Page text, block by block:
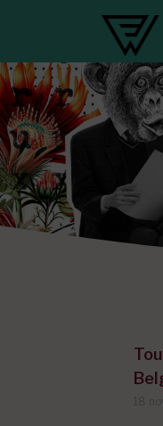
18